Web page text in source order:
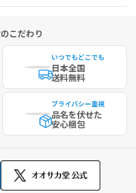
こだわり
いつでもどこでも
日本全国
送料無料
プライバシー重視
品名を伏せた
安心梱包